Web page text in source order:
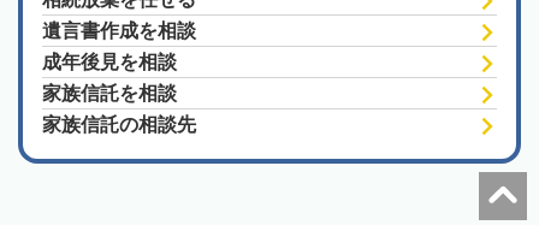
遺言書作成を相談
成年後見を相談
家族信託を相談
家族信託の相談先